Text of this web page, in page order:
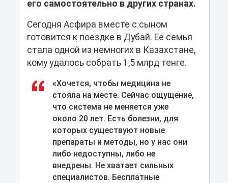
его самостоятельно в других странах.
Сегодня Асфира вместе с сыном
готовится к поездке в Дубай. Ее семья
стала одной из немногих в Казахстане,
кому удалось собрать 1,5 млрд тенге.
«Хочется, чтобы медицина не
стояла на месте. Сейчас ощущение,
что система не меняется уже
около 20 лет. Есть болезни, для
которых существуют новые
препараты и методы, но у нас они
либо недоступны, либо не
внедрены. Не хватает сильных
специалистов. Бесплатные